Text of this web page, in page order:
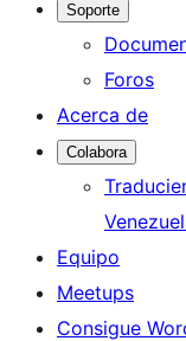
Soporte
Foros
Acerca de
Colabora
Equipo
Meetups
Consigue